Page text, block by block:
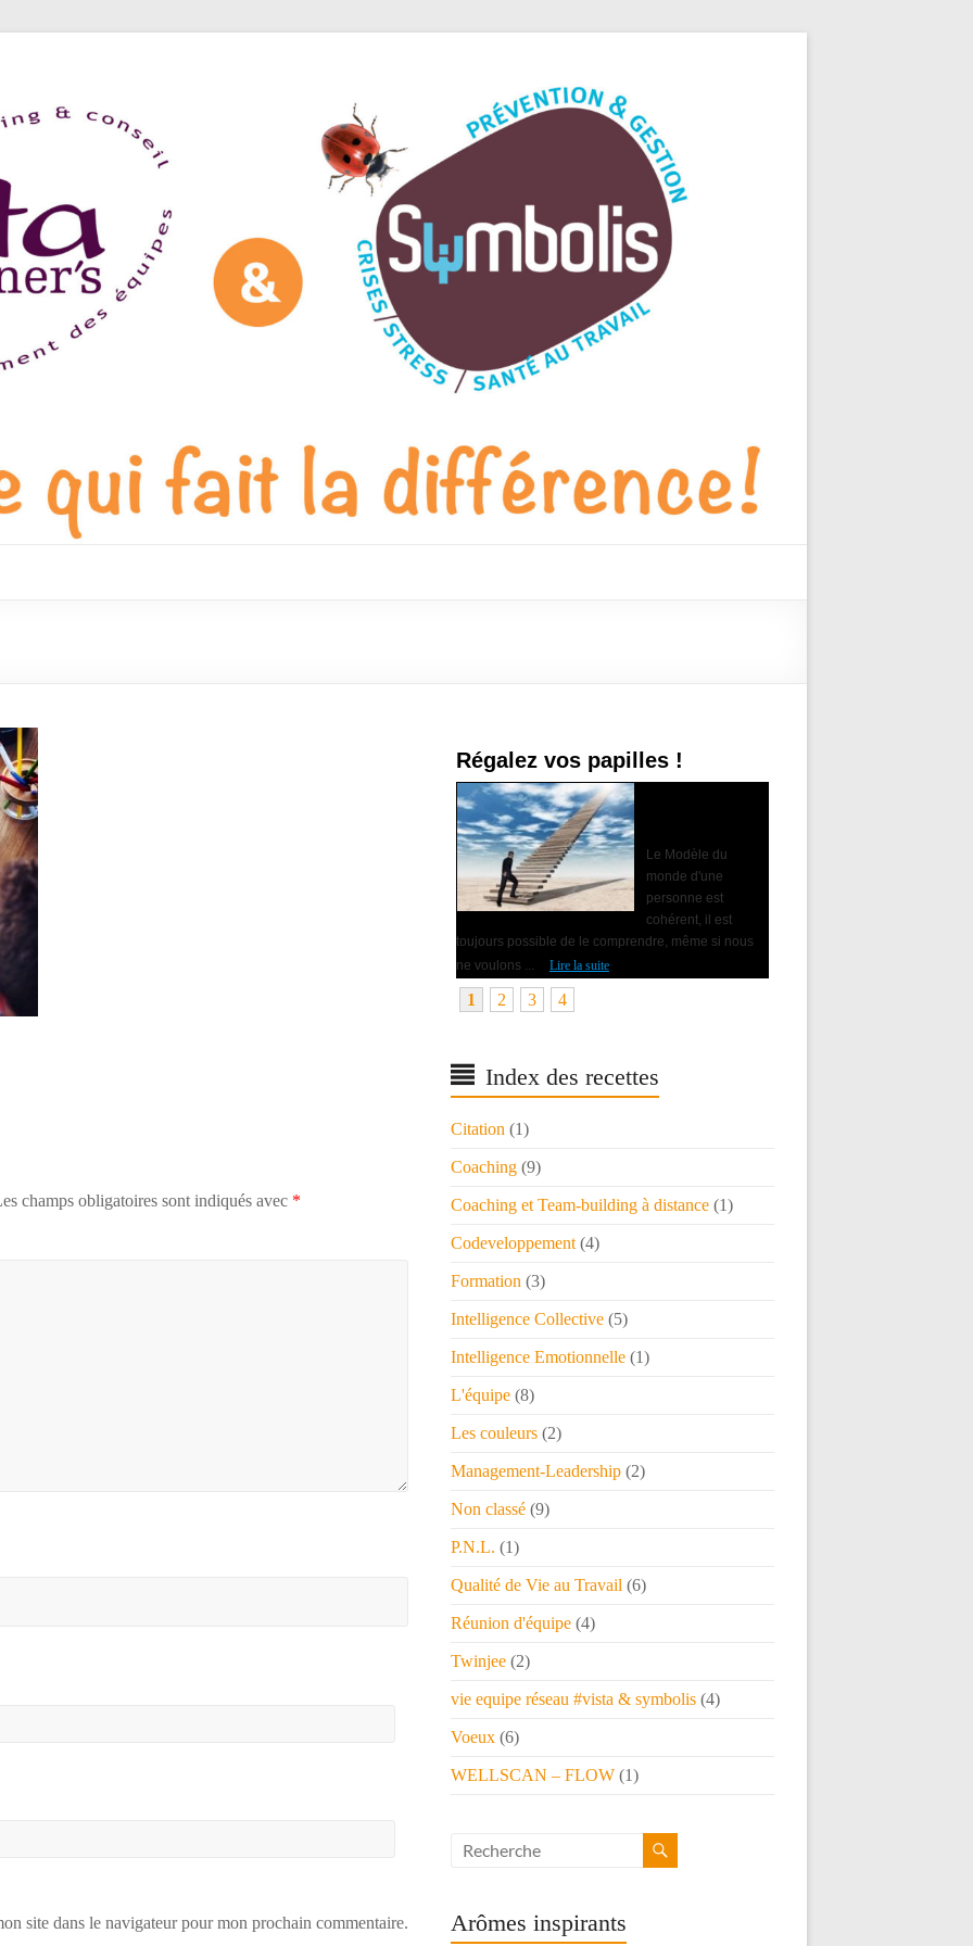
champs obligatoires sont indiqués avec *
site dans le navigateur pour mon prochain commentaire.
Régalez vos papilles !
Le Modèle du
monde d'une
personne est
cohérent, il est
toujours possible de le comprendre, même si nous
ne voulons ...
Lire la suite
1 2 3 4
Index des recettes
Citation (1)
Coaching(9)
Coaching et Team-building à distance(1)
Codeveloppement(4)
Formation (3)
Intelligence Collective(5)
Intelligence Emotionnelle(1)
L'équipe(8)
Les couleurs(2)
Management-Leadership(2)
Non classé(9)
P.N.L. (1)
Qualité de Vie au Travail (6)
Réunion d'équipe(4)
Twinjee(2)
vie equipe réseau #vista & symbolis(4)
Voeux(6)
WELLSCAN – FLOW(1)
Arômes inspirants